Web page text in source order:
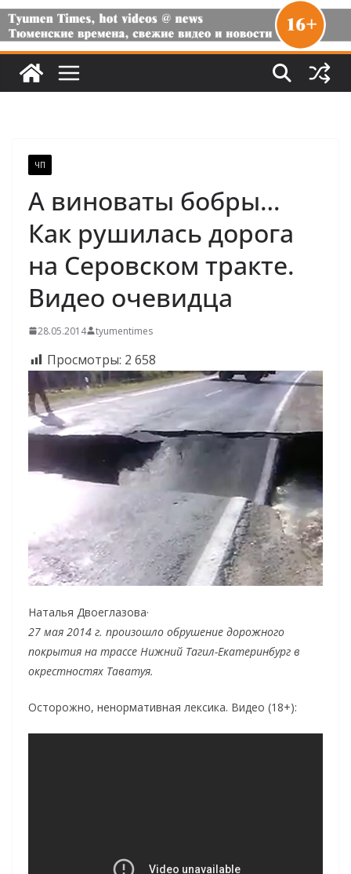
ЧП
А виноваты бобры…
Как рушилась дорога
на Серовском тракте.
Видео очевидца
28.05.2014 tyumentimes
Просмотры: 2 658
Наталья Двоеглазова·
27 мая 2014 г. произошло обрушение дорожного
покрытия на трассе Нижний Тагил-Екатеринбург в
окрестностях Таватуя.
Осторожно, ненормативная лексика. Видео (18+):